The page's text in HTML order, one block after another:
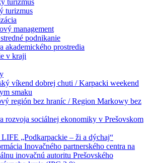
turizmus
turizmus
management
podnikanie
akademického prostredia
v kraji
víkend dobrej chuti / Karpacki weekend
smaku
región bez hraníc / Region Markowy bez
rozvoja sociálnej ekonomiky v Prešovskom
„Podkarpackie – ži a dýchaj“
Inovačného partnerského centra na
inovačnú autoritu Prešovského